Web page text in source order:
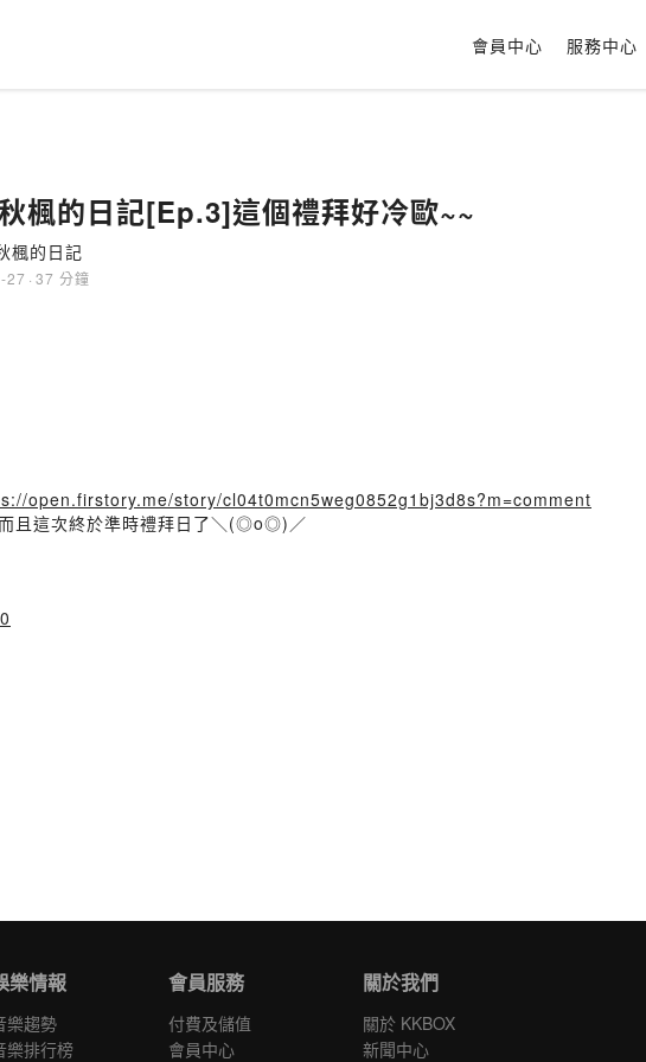
會員中心 服務中心
楓的日記[Ep.3]這個禮拜好冷歐~~
楓的日記
27 · 37 分鐘
open.firstory.me/story/cl04t0mcn5weg0852g1bj3d8s?m=comment
且這次終於準時禮拜日了＼(◎o◎)／
樂情報
樂趨勢
樂排行榜
會員服務
付費及儲值
會員中心
關於我們
關於 KKBOX
新聞中心